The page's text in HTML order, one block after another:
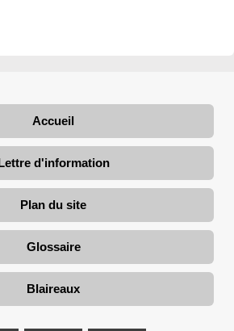
Accueil
d'information
Plan du site
Glossaire
Blaireaux